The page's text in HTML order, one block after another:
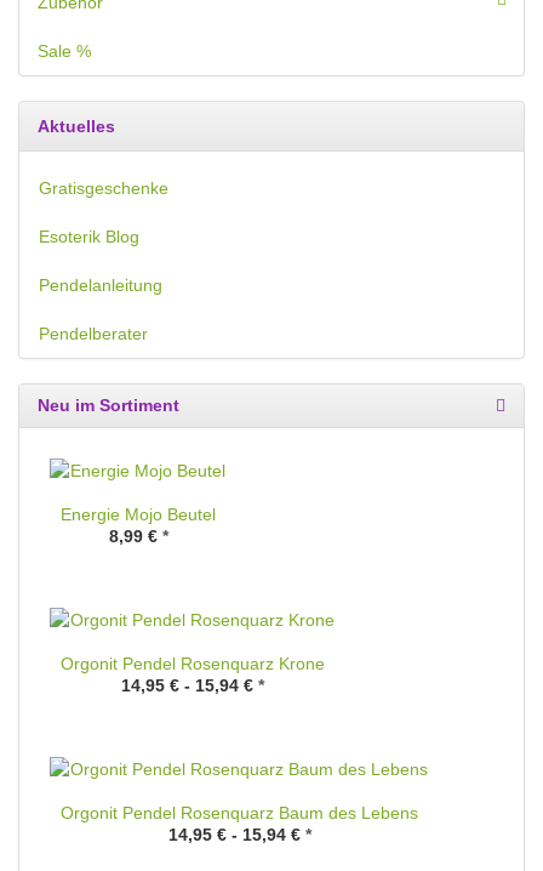
Sale %
Aktuelles
Gratisgeschenke
Esoterik Blog
Pendelanleitung
Pendelberater
Neu im Sortiment
Energie Mojo Beutel
8,99 € *
Orgonit Pendel Rosenquarz Krone
14,95 € - 15,94 € *
Orgonit Pendel Rosenquarz Baum des Lebens
14,95 € - 15,94 € *